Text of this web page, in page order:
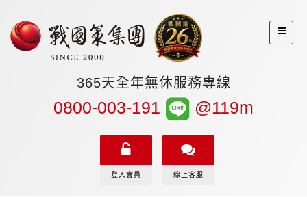
365天全年無休服務專線
0800-003-191 @119m
登入會員 線上客服